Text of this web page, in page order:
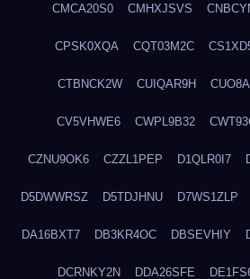
CMCA20S0 CMHXJSVS
CPSK0XQA CQT03M2C
CTBNCK2W CUIQAR9H
CV5VHWE6 CWPL9B32
CZNU9OK6 CZZL1PEP D1QLR0I7
D5DWWRSZ D5TDJHNU D7WS1ZLP
DA16BXT7 DB3KR4OC DBSEVHIY
DCRNKY2N DDA26SFE